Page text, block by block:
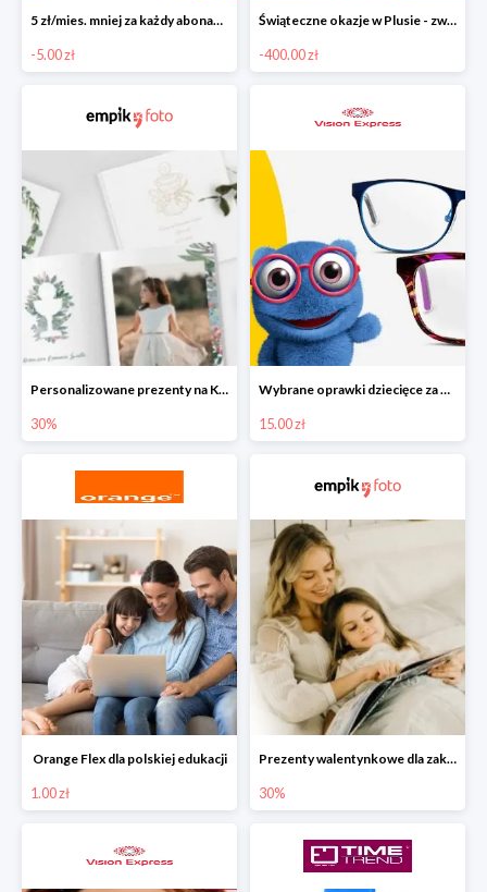
5 zł/mies. mniej za każdy abonament w Plush przy zakupie min. dwóch
-5.00 zł
Świąteczne okazje w Plusie - zwrot gotówki nawet do -400zł
-400.00 zł
Personalizowane prezenty na Komunię w Empik Foto do -30%
30%
Wybrane oprawki dziecięce za 15 zł
15.00 zł
Orange Flex dla polskiej edukacji
1.00 zł
Prezenty walentynkowe dla zakochanych i bliskich w Empik Foto do -30%
30%